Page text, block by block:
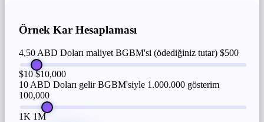
Örnek Kar Hesaplaması
4,50 ABD Doları maliyet BGBM'si (ödediğiniz tutar) $500
$10 $10,000
10 ABD Doları gelir BGBM'siyle 1.000.000 gösterim
100,000
1K 1M